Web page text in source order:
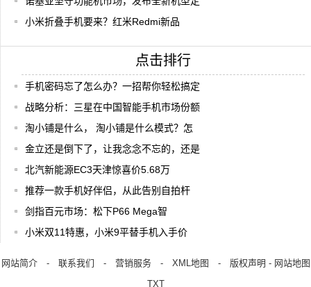
小米折叠手机要来？红米Redmi新品
点击排行
手机密码忘了怎么办？一招帮你轻松搞定
战略分析：三星在中国智能手机市场份额
淘小铺是什么， 淘小铺是什么模式？怎
金立还是倒下了，让我念念不忘的，还是
北汽新能源EC3天津惊喜价5.68万
推荐一款手机好伴侣，从此告别自拍杆
剑指百元市场：松下P66 Mega智
小米双11特惠，小米9平替手机入手价
网站简介- 联系我们 - 营销服务- XML地图 - 版权声明 - 网站地图
TXT